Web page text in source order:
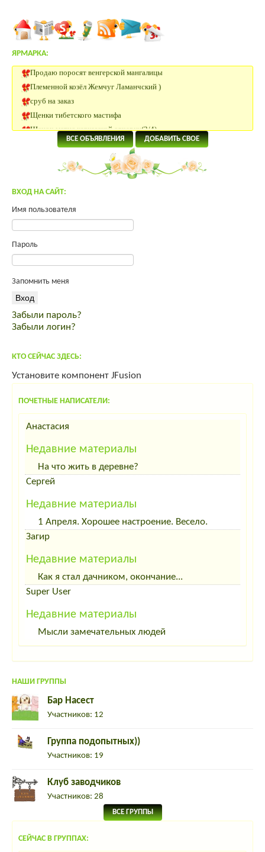
ЯРМАРКА:
Продаю поросят венгерской мангалицы
Племенной козёл Жемчуг Ламанчский )
Щенки тибетского мастифа
Щенок-метис кавказской овчарки(3/4)
Племенные Нетели
Нетели Черно-пестрой породы
КРС Казахской Белоголовой породы
Нетели породы Абердин Ангус
Нубийский козлик
Участок 180 км от Москвы
Помогите преобрести инкуб.яйцо.
Щенки тибетского мастифа
Инкубационное яйцо ROSS 308
спас от вздутия живота
ВСЕ ОБЪЯВЛЕНИЯ ДОБАВИТЬ СВОЕ
ВХОД НА САЙТ:
Имя пользователя
Пароль
Запомнить меня
Забыли пароль?
Забыли логин?
КТО СЕЙЧАС ЗДЕСЬ:
Установите компонент JFusion
ПОЧЕТНЫЕ НАПИСАТЕЛИ:
Анастасия
Недавние материалы
На что жить в деревне?
Сергей
Недавние материалы
1 Апреля. Хорошее настроение. Весело.
Загир
Недавние материалы
Как я стал дачником, окончание...
Super User
Недавние материалы
Мысли замечательных людей
НАШИ ГРУППЫ
Бар Насест
Участников: 12
Группа подопытных))
Участников: 19
Клуб заводчиков
Участников: 28
ВСЕ ГРУППЫ
СЕЙЧАС В ГРУППАХ: